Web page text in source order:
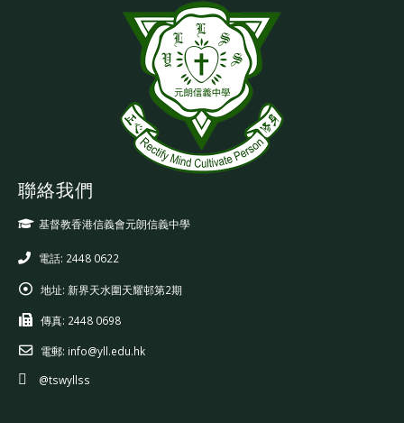
聯絡我們
基督教香港信義會元朗信義中學
電話: 2448 0622
地址: 新界天水圍天耀邨第2期
傳真: 2448 0698
電郵: info@yll.edu.hk
@tswyllss